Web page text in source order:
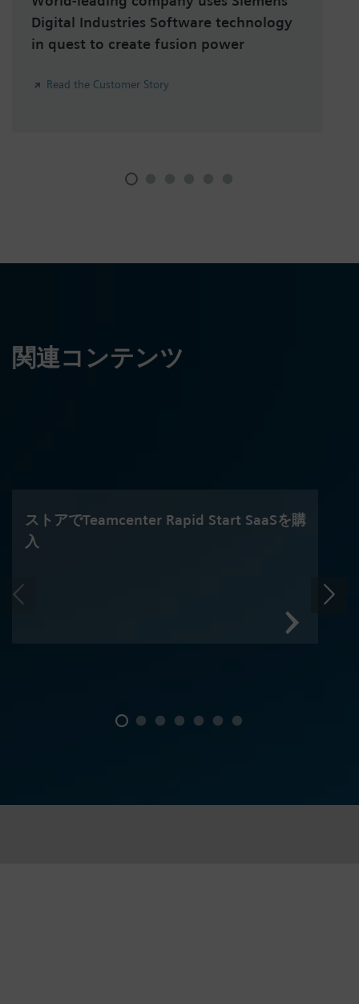
Digital Industries Software technology
in quest to create fusion power
Read the Customer Story
関連コンテンツ
ストアでTeamcenter Rapid Start SaaSを購
入